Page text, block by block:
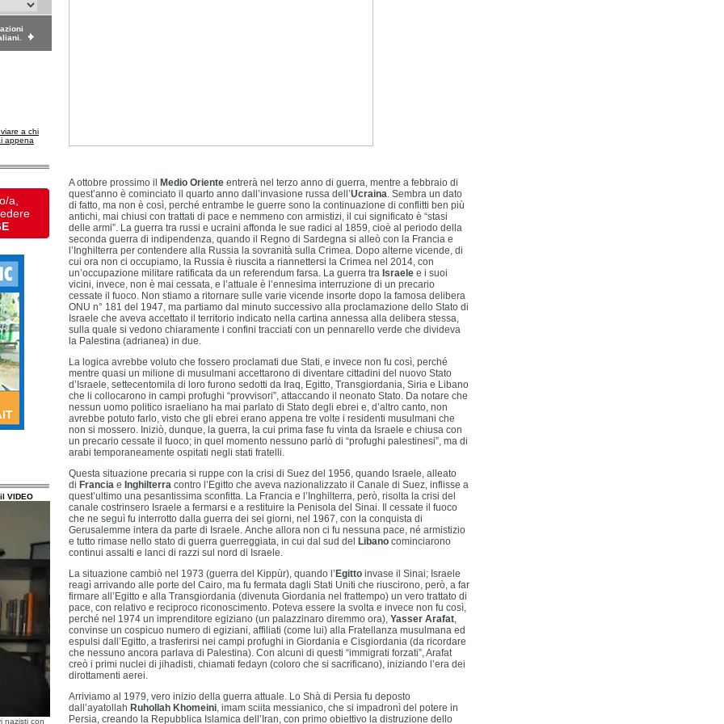
a chi
appena
a,
VIDEO
nazisti con
A ottobre prossimo il Medio Oriente entrerà nel terzo anno di guerra, mentre a febbraio di
quest’anno è cominciato il quarto anno dall’invasione russa dell’Ucraina. Sembra un dato
di fatto, ma non è così, perché entrambe le guerre sono la continuazione di conflitti ben più
antichi, mai chiusi con trattati di pace e nemmeno con armistizi, il cui significato è “stasi
delle armi”. La guerra tra russi e ucraini affonda le sue radici al 1859, cioè al periodo della
seconda guerra di indipendenza, quando il Regno di Sardegna si alleò con la Francia e
l’Inghilterra per contendere alla Russia la sovranità sulla Crimea. Dopo alterne vicende, di
cui ora non ci occupiamo, la Russia è riuscita a riannettersi la Crimea nel 2014, con
un’occupazione militare ratificata da un referendum farsa. La guerra tra Israele e i suoi
vicini, invece, non è mai cessata, e l’attuale è l’ennesima interruzione di un precario
cessate il fuoco. Non stiamo a ritornare sulle varie vicende insorte dopo la famosa delibera
ONU n° 181 del 1947, ma partiamo dal minuto successivo alla proclamazione dello Stato di
Israele che aveva accettato il territorio indicato nella cartina annessa alla delibera stessa,
sulla quale si vedono chiaramente i confini tracciati con un pennarello verde che divideva
la Palestina (adrianea) in due.
La logica avrebbe voluto che fossero proclamati due Stati, e invece non fu così, perché
mentre quasi un milione di musulmani accettarono di diventare cittadini del nuovo Stato
d’Israele, settecentomila di loro furono sedotti da Iraq, Egitto, Transgiordania, Siria e Libano
che li collocarono in campi profughi “provvisori”, attaccando il neonato Stato. Da notare che
nessun uomo politico israeliano ha mai parlato di Stato degli ebrei e, d’altro canto, non
avrebbe potuto farlo, visto che gli ebrei erano appena tre volte i residenti musulmani che
non si mossero. Iniziò, dunque, la guerra, la cui prima fase fu vinta da Israele e chiusa con
un precario cessate il fuoco; in quel momento nessuno parlò di “profughi palestinesi”, ma di
arabi temporaneamente ospitati negli stati fratelli.
Questa situazione precaria si ruppe con la crisi di Suez del 1956, quando Israele, alleato
di Francia e Inghilterra contro l’Egitto che aveva nazionalizzato il Canale di Suez, inflisse a
quest’ultimo una pesantissima sconfitta. La Francia e l’Inghilterra, però, risolta la crisi del
canale costrinsero Israele a fermarsi e a restituire la Penisola del Sinai. Il cessate il fuoco
che ne seguì fu interrotto dalla guerra dei sei giorni, nel 1967, con la conquista di
Gerusalemme intera da parte di Israele. Anche allora non ci fu nessuna pace, né armistizio
e tutto rimase nello stato di guerra guerreggiata, in cui dal sud del
Libano cominciarono
continui assalti e lanci di razzi sul nord di Israele.
La situazione cambiò nel 1973 (guerra del Kippùr), quando l’ Egitto invase il Sinai; Israele
reagì arrivando alle porte del Cairo, ma fu fermata dagli Stati Uniti che riuscirono, però, a far
firmare all’Egitto e alla Transgiordania (divenuta Giordania nel frattempo) un vero trattato di
pace, con relativo e reciproco riconoscimento. Poteva essere la svolta e invece non fu così,
perché nel 1974 un imprenditore egiziano (un palazzinaro diremmo ora), Yasser Arafat,
convinse un cospicuo numero di egiziani, affiliati (come lui) alla Fratellanza musulmana ed
espulsi dall’Egitto, a trasferirsi nei campi profughi in Giordania e Cisgiordania (da ricordare
che nessuno ancora parlava di Palestina). Con alcuni di questi “immigrati forzati”, Arafat
creò i primi nuclei di jihadisti, chiamati fedayn (coloro che si sacrificano), iniziando l’era dei
dirottamenti aerei.
Arriviamo al 1979, vero inizio della guerra attuale. Lo Shà di Persia fu deposto
dall’ayatollah Ruhollah Khomeini, imam sciita messianico, che si impadronì del potere in
Persia, creando la Repubblica Islamica dell’Iran, con primo obiettivo la distruzione dello